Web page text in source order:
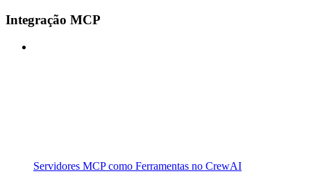
Integração MCP
Servidores MCP como Ferramentas no CrewAI